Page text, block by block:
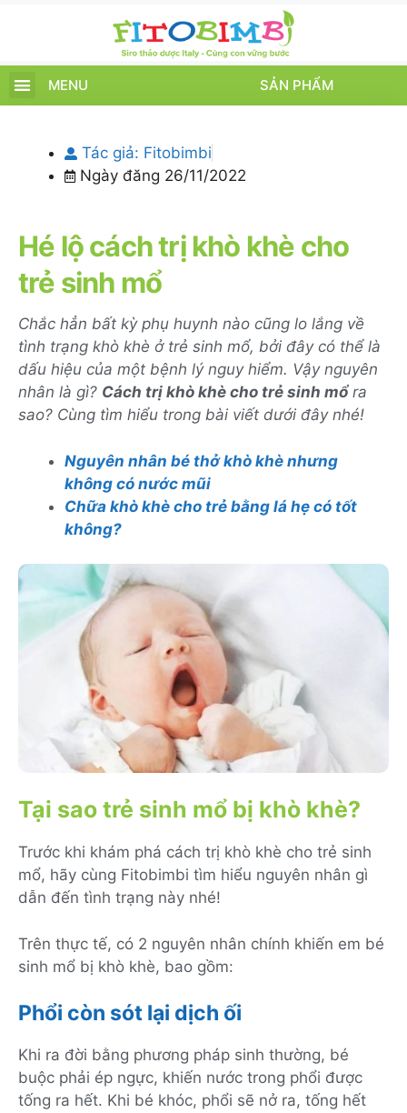
MENU SẢN PHẨM
Tác giả: Fitobimbi
Ngày đăng 26/11/2022
Hé lộ cách trị khò khè cho
trẻ sinh mổ
Chắc hẳn bất kỳ phụ huynh nào cũng lo lắng về
tình trạng khò khè ở trẻ sinh mổ, bởi đây có thể là
dấu hiệu của một bệnh lý nguy hiểm. Vậy nguyên
nhân là gì? Cách trị khò khè cho trẻ sinh mổra
sao? Cùng tìm hiểu trong bài viết dưới đây nhé!
Nguyên nhân bé thở khò khè nhưng
không có nước mũi
Chữa khò khè cho trẻ bằng lá hẹ có tốt
không?
Tại sao trẻ sinh mổ bị khò khè?
Trước khi khám phá cách trị khò khè cho trẻ sinh
mổ, hãy cùng Fitobimbi tìm hiểu nguyên nhân gì
dẫn đến tình trạng này nhé!
Trên thực tế, có 2 nguyên nhân chính khiến em bé
sinh mổ bị khò khè, bao gồm:
Phổi còn sót lại dịch ối
Khi ra đời bằng phương pháp sinh thường, bé
buộc phải ép ngực, khiến nước trong phổi được
tống ra hết. Khi bé khóc, phổi sẽ nở ra, tống hết